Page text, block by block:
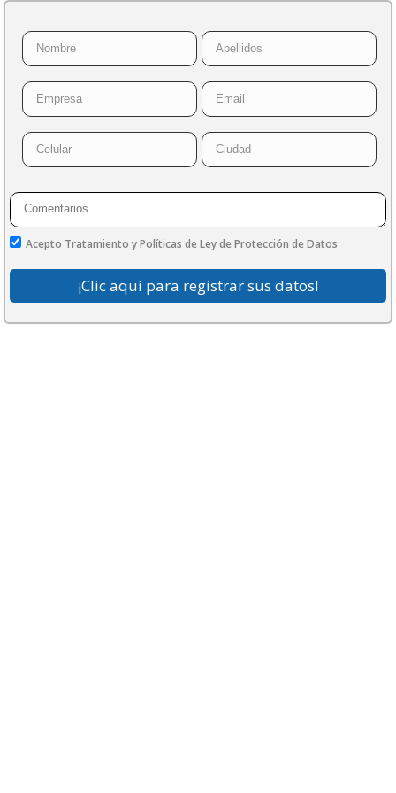
Acepto Tratamiento y Políticas de Ley de Protección de Datos
¡Clic aquí para registrar sus datos!